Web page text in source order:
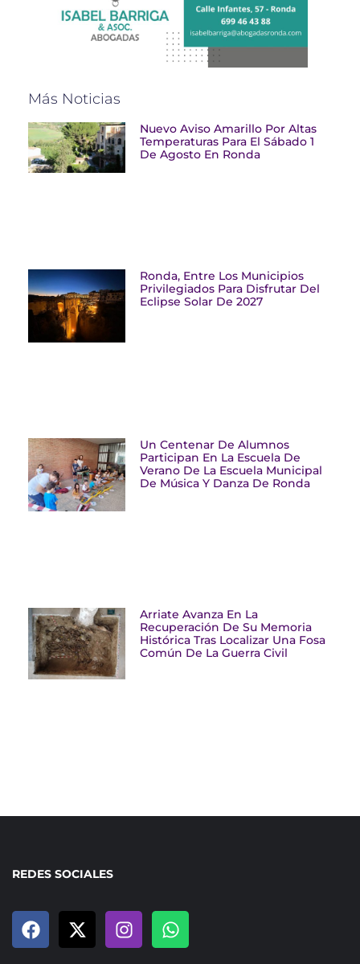
Más Noticias
Nuevo Aviso Amarillo Por Altas
Temperaturas Para El Sábado 1
De Agosto En Ronda
Ronda, Entre Los Municipios
Privilegiados Para Disfrutar Del
Eclipse Solar De 2027
Un Centenar De Alumnos
Participan En La Escuela De
Verano De La Escuela Municipal
De Música Y Danza De Ronda
Arriate Avanza En La
Recuperación De Su Memoria
Histórica Tras Localizar Una Fosa
Común De La Guerra Civil
REDES SOCIALES